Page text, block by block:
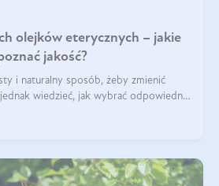
olejków eterycznych – jakie
jakość?
i naturalny sposób, żeby zmienić
wiedzieć, jak wybrać odpowiednie
najważniejsze kryteria wyboru!